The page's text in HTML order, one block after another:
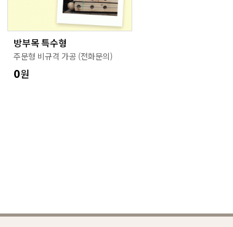
방부목 특수형
주문형 비규격 가공 (전화문의)
0원